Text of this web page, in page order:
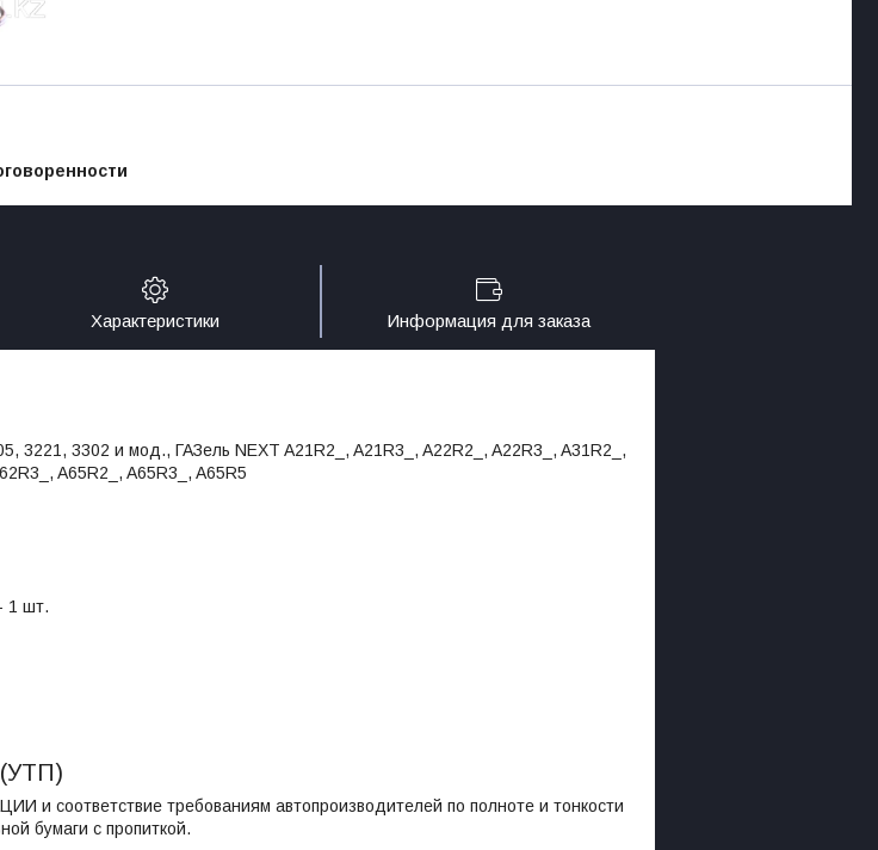
Характеристики Информация для заказа
3221, 3302 и мод., ГАЗель NEXT A21R2_, A21R3_, A22R2_, A22R3_, A31R2_,
A65R2_, A65R3_, A65R5
1 шт.
(УТП)
требованиям автопроизводителей по полноте и тонкости
бумаги с пропиткой.